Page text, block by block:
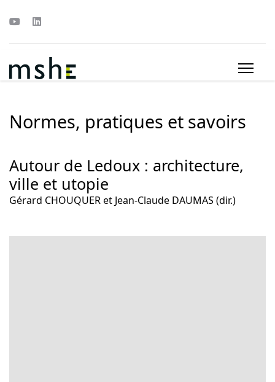
Normes, pratiques et savoirs
Autour de Ledoux : architecture,
ville et utopie
Gérard CHOUQUER et Jean-Claude DAUMAS (dir.)